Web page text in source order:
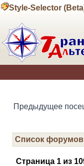
Style-Selector
Предыдущее
Список форумов
Страница 1 из